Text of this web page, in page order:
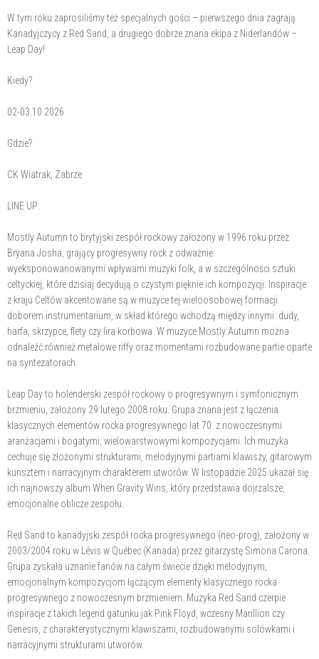
W tym roku zaprosiliśmy też specjalnych gości – pierwszego dnia zagrają
Kanadyjczycy z Red Sand, a drugiego dobrze znana ekipa z Niderlandów –
Leap Day!
Kiedy?
02-03.10.2026
Gdzie?
CK Wiatrak, Zabrze
LINE UP:
Mostly Autumn to brytyjski zespół rockowy założony w 1996 roku przez
Bryana Josha, grający progresywny rock z odważnie
wyeksponowanowanymi wpływami muzyki folk, a w szczególności sztuki
celtyckiej, które dzisiaj decydują o czystym pięknie ich kompozycji. Inspiracje
z kraju Celtów akcentowane są w muzyce tej wieloosobowej formacji
doborem instrumentarium, w skład którego wchodzą między innymi: dudy,
harfa, skrzypce, flety czy lira korbowa. W muzyce Mostly Autumn można
odnaleźć również metalowe riffy oraz momentami rozbudowane partie oparte
na syntezatorach.
Leap Day to holenderski zespół rockowy o progresywnym i symfonicznym
brzmieniu, założony 29 lutego 2008 roku. Grupa znana jest z łączenia
klasycznych elementów rocka progresywnego lat 70. z nowoczesnymi
aranżacjami i bogatymi, wielowarstwowymi kompozycjami. Ich muzyka
cechuje się złożonymi strukturami, melodyjnymi partiami klawiszy, gitarowym
kunsztem i narracyjnym charakterem utworów. W listopadzie 2025 ukazał się
ich najnowszy album When Gravity Wins, który przedstawia dojrzalsze,
emocjonalne oblicze zespołu.
Red Sand to kanadyjski zespół rocka progresywnego (neo-prog), założony w
2003/2004 roku w Lévis w Québec (Kanada) przez gitarzystę Simona Carona.
Grupa zyskała uznanie fanów na całym świecie dzięki melodyjnym,
emocjonalnym kompozycjom łączącym elementy klasycznego rocka
progresywnego z nowoczesnym brzmieniem. Muzyka Red Sand czerpie
inspiracje z takich legend gatunku jak Pink Floyd, wczesny Marillion czy
Genesis, z charakterystycznymi klawiszami, rozbudowanymi solówkami i
narracyjnymi strukturami utworów.